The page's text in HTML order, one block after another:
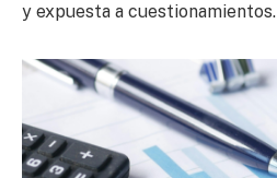
y expuesta a cuestionamientos.